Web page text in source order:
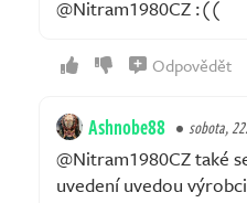
@Nitram1980CZ :((
Odpovědět
Ashnobe88 sobota,
@Nitram1980CZ také
uvedení uvedou